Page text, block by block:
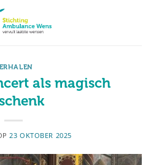
als magisch
23 OKTOBER 2025